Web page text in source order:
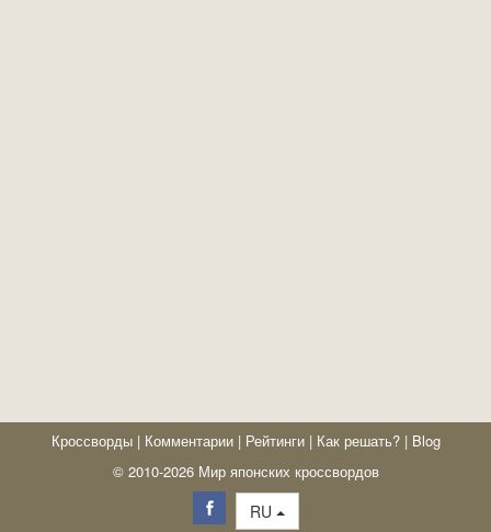
Кроссворды | Комментарии | Рейтинги | Как решать? | Blog
© 2010-2026 Мир японских кроссвордов
RU